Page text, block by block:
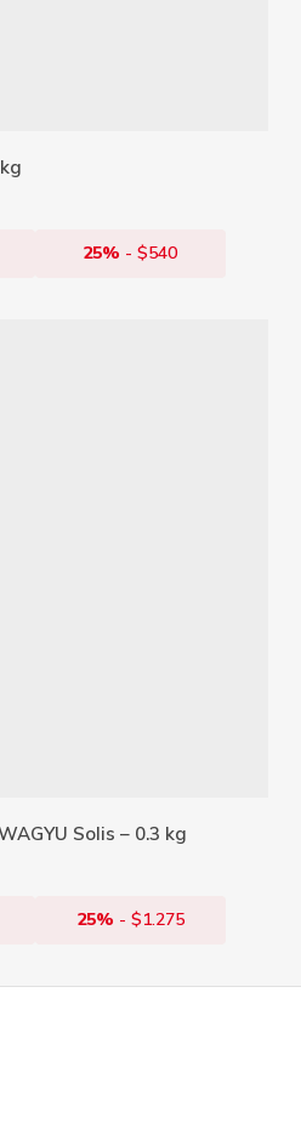
Al Carrito
25% -$540
Al Carrito
Solis – 0.3 kg
25% - $1.275